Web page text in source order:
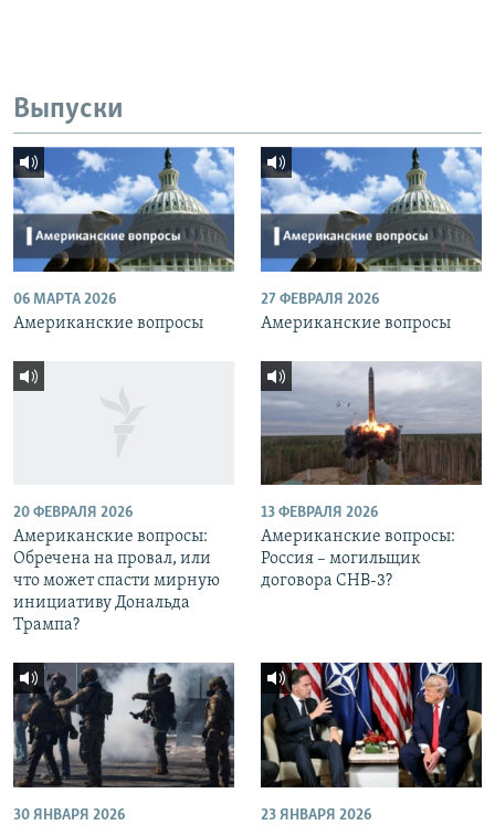
Выпуски
06 МАРТА 2026
Американские вопросы
27 ФЕВРАЛЯ 2026
Американские вопросы
20 ФЕВРАЛЯ 2026
Американские вопросы:
Обречена на провал, или
что может спасти мирную
инициативу Дональда
Трампа?
13 ФЕВРАЛЯ 2026
Американские вопросы:
Россия – могильщик
договора СНВ-3?
30 ЯНВАРЯ 2026 23 ЯНВАРЯ 2026